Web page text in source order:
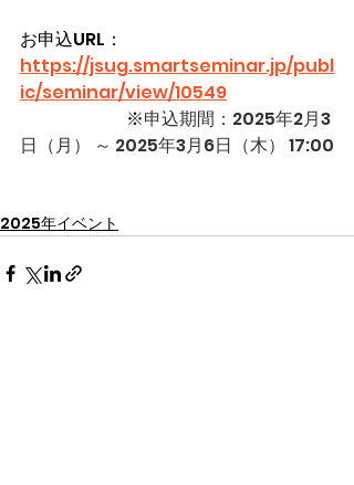
お申込URL：
https://jsug.smartseminar.jp/publ
ic/seminar/view/10549
※申込期間：2025年2月3
日（月） ～ 2025年3月6日（木） 17:00
2025年イベント